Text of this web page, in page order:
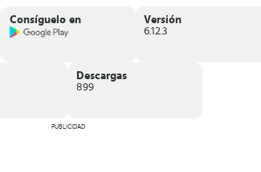
Consíguelo en
Versión
6.12.3
Descargas
899
PUBLICIDAD